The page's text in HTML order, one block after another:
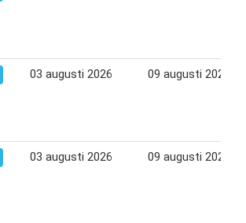
03 augusti 2026 09 augusti 2026
03 augusti 2026 09 augusti 2026